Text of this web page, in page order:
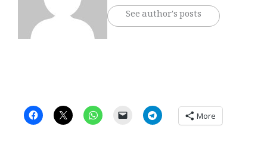
See author's posts
More